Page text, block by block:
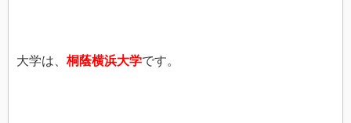
大学は、 桐蔭横浜大学です。